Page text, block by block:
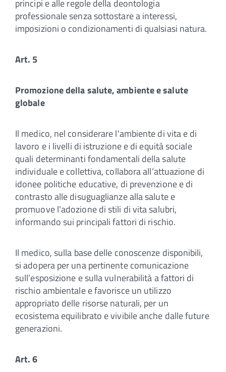
principi e alle regole della deontologia
professionale senza sottostare a interessi,
imposizioni o condizionamenti di qualsiasi natura.
Art. 5
Promozione della salute, ambiente e salute
globale
Il medico, nel considerare l'ambiente di vita e di
lavoro e i livelli di istruzione e di equità sociale
quali determinanti fondamentali della salute
individuale e collettiva, collabora all’attuazione di
idonee politiche educative, di prevenzione e di
contrasto alle disuguaglianze alla salute e
promuove l'adozione di stili di vita salubri,
informando sui principali fattori di rischio.
Il medico, sulla base delle conoscenze disponibili,
si adopera per una pertinente comunicazione
sull’esposizione e sulla vulnerabilità a fattori di
rischio ambientale e favorisce un utilizzo
appropriato delle risorse naturali, per un
ecosistema equilibrato e vivibile anche dalle future
generazioni.
Art. 6